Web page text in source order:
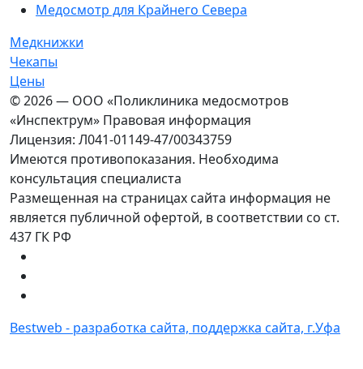
Медосмотр для Крайнего Севера
Медкнижки
Чекапы
Цены
© 2026 — ООО «Поликлиника медосмотров
«Инспектрум» Правовая информация
Лицензия: Л041-01149-47/00343759
Имеются противопоказания. Необходима
консультация специалиста
Размещенная на страницах сайта информация не
является публичной офертой, в соответствии со ст.
437 ГК РФ
Bestweb - разработка сайта, поддержка сайта, г.Уфа